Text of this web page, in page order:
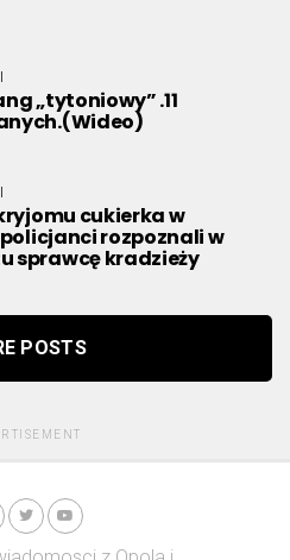
„tytoniowy” .11
cukierka w
rozpoznali w
sprawcę kradzieży
POSTS